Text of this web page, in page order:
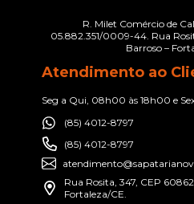
R. Milet Comércio de
05.882.351/0009-44. Rua
Barroso –
Atendimento ao
Seg a Qui, 08h00 às 18h00 e
(85) 4012-8797
(85) 4012-8797
Rua Rosita, 347, CEP
Fortaleza/CE.